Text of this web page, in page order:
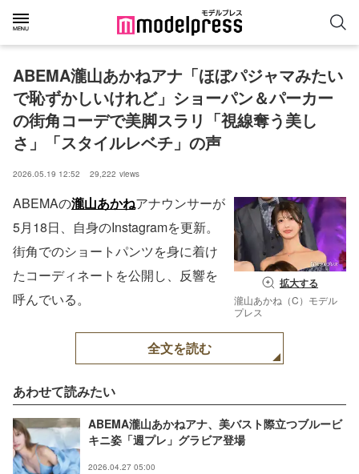
ABEMA瀧山あかねアナ「ほぼパジャマみたい
で恥ずかしいけれど」ショーパン＆パーカー
の街角コーデで美脚スラリ「視線奪う美し
さ」「スタイルレベチ」の声
2026.05.19 12:52 29,222 views
拡大する
瀧山あかね（C）モデル
プレス
ABEMAの瀧山あかねアナウンサーが
5月18日、自身のInstagramを更新。
街角でのショートパンツを身に着け
たコーディネートを公開し、反響を
呼んでいる。
全文を読む
あわせて読みたい
ABEMA瀧山あかねアナ、美バスト際立つブルービ
キニ姿「週プレ」グラビア登場
2026.04.27 05:00